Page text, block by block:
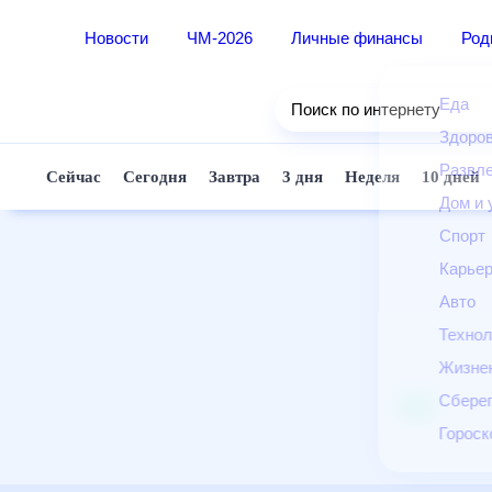
Новости ЧМ-2026 Личные финансы
Еда
Дом
Спорт
Авто
Поиск по интернету
Сейчас Сегодня Завтра 3 дня Неделя 10